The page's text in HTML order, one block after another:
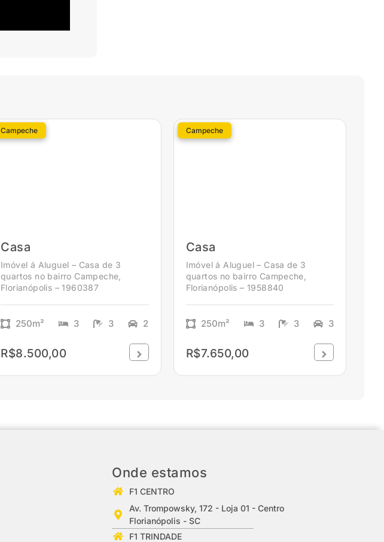
Campeche
Casa
Imóvel á Aluguel – Casa de 3
quartos no bairro Campeche,
Florianópolis – 1960387
250m² 3 3 2
R$8.500,00
Campeche
Casa
Imóvel á Aluguel – Casa de 3
quartos no bairro Campeche,
Florianópolis – 1958840
250m² 3 3 3
R$7.650,00
Onde estamos
F1 CENTRO
Av. Trompowsky, 172 - Loja 01 - Centro
Florianópolis - SC
F1 TRINDADE